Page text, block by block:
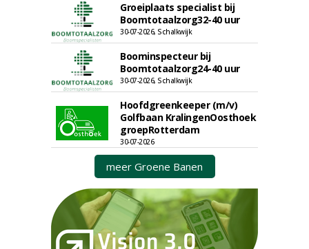
Groeiplaats specialist bij
Boomtotaalzorg32-40 uur
30-07-2026, Schalkwijk
Boominspecteur bij
Boomtotaalzorg24-40 uur
30-07-2026, Schalkwijk
Hoofdgreenkeeper (m/v)
Golfbaan KralingenOosthoek
groepRotterdam
30-07-2026
meer Groene Banen